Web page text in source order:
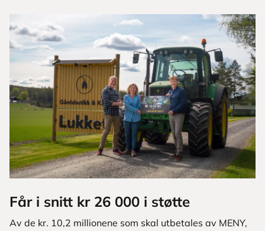
Får i snitt kr 26 000 i støtte
Av de kr. 10,2 millionene som skal utbetales av MENY,